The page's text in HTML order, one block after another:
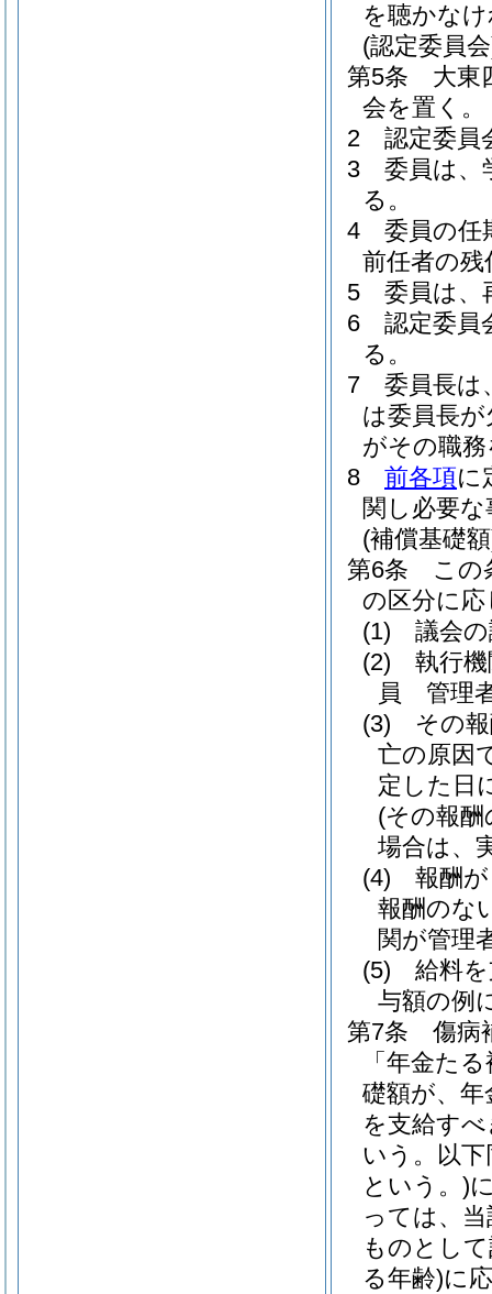
を聴かな
(認定委員
第5条
大東
会を置く。
2
認定委員
3
委員は、
る。
4
委員の任
前任者の
5
委員は、
6
認定委員
る。
7
委員長は
は委員長
がその職
8
前各項に
関し必要
(補償基礎
第6条
この
の区分に応
(1)
議会
(2)
執行
員 管理
(3)
その
亡の原因
定した日
(その報
場合は、
(4)
報酬
報酬の
関が管理
(5)
給料
与額の例
第7条
傷病
「年金た
礎額が、
を支給す
いう。以下
という。)
っては、
ものとし
る年齢)に